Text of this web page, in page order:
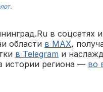
.
в соцсетях
области в MAX,
в Telegram и
истории региона — во